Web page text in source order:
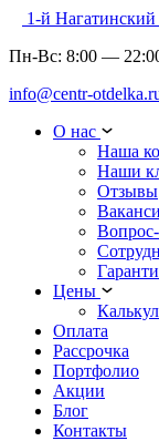
1-й
Пн-Вс: 8:00 —
info@centr-
О нас
Наша
Наши
Отзывы
Цены
Оплата
Рассрочка
Портфолио
Акции
Блог
Контакты